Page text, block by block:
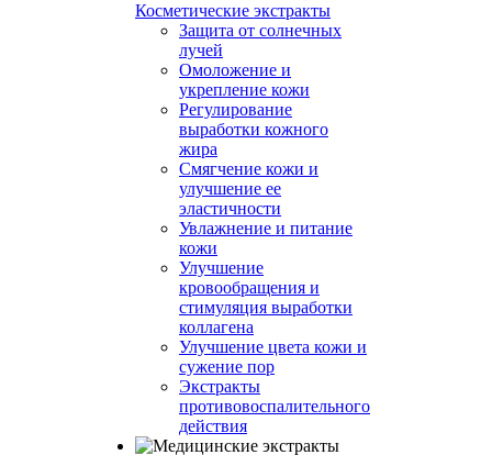
Косметические экстракты
Защита от солнечных
лучей
Омоложение и
укрепление кожи
Регулирование
выработки кожного
жира
Смягчение кожи и
улучшение ее
эластичности
Увлажнение и питание
кожи
Улучшение
кровообращения и
стимуляция выработки
коллагена
Улучшение цвета кожи и
сужение пор
Экстракты
противовоспалительного
действия